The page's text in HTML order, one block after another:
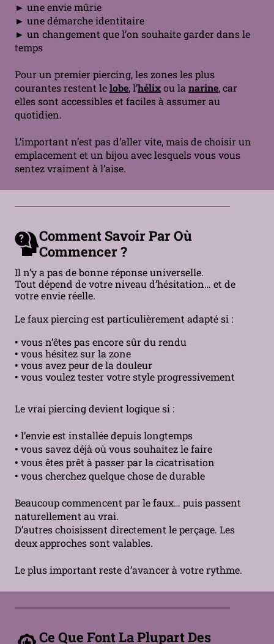
► une envie mûrie
► une démarche identitaire
► un changement que l’on souhaite garder dans le
temps
Pour un premier piercing, les zones les plus
courantes restent lelobe, l’hélixou la narine, car
elles sont accessibles et faciles à assumer au
quotidien.
L’important n’est pas d’aller vite, mais de choisir un
emplacement et un bijou avec lesquels vous vous
sentez vraiment à l’aise.
Comment Savoir Par Où
Commencer ?
Il n’y a pas de bonne réponse universelle.
Tout dépend de votre niveau d’hésitation… et de
votre envie réelle.
Le faux piercing est particulièrement adapté si :
• vous n’êtes pas encore sûr du rendu
• vous hésitez sur la zone
• vous avez peur de la douleur
• vous voulez tester votre style progressivement
Le vrai piercing devient logique si :
• l’envie est installée depuis longtemps
• vous savez déjà où vous souhaitez le faire
• vous êtes prêt à passer par la cicatrisation
• vous cherchez quelque chose de durable
Beaucoup commencent par le faux… puis passent
naturellement au vrai.
D’autres choisissent directement le perçage. Les
deux approches sont valables.
Le plus important reste d’avancer à votre rythme.
Ce Que Font La Plupart Des